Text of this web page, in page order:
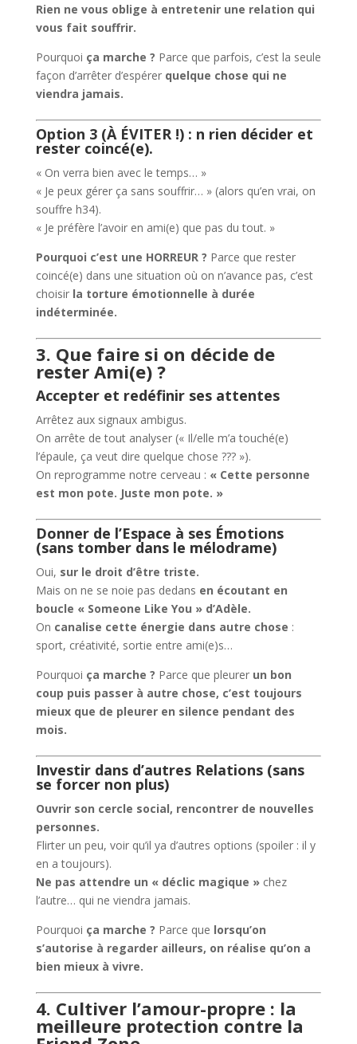
Rien ne vous oblige à entretenir une relation qui
vous fait souffrir.
Pourquoi ça marche ? Parce que parfois, c’est la seule
façon d’arrêter d’espérer quelque chose qui ne
viendra jamais.
Option 3 (À ÉVITER !) : n rien décider et
rester coincé(e).
« On verra bien avec le temps… »
« Je peux gérer ça sans souffrir… » (alors qu’en vrai, on
souffre h34).
« Je préfère l’avoir en ami(e) que pas du tout. »
Pourquoi c’est une HORREUR ? Parce que rester
coincé(e) dans une situation où on n’avance pas, c’est
choisir la torture émotionnelle à durée
indéterminée.
3. Que faire si on décide de
rester Ami(e) ?
Accepter et redéfinir ses attentes
Arrêtez aux signaux ambigus.
On arrête de tout analyser (« Il/elle m’a touché(e)
l’épaule, ça veut dire quelque chose ??? »).
On reprogramme notre cerveau : « Cette personne
est mon pote. Juste mon pote. »
Donner de l’Espace à ses Émotions
(sans tomber dans le mélodrame)
Oui, sur le droit d’être triste.
Mais on ne se noie pas dedans en écoutant en
boucle « Someone Like You » d’Adèle.
On canalise cette énergie dans autre chose :
sport, créativité, sortie entre ami(e)s…
Pourquoi ça marche ? Parce que pleurer un bon
coup puis passer à autre chose, c’est toujours
mieux que de pleurer en silence pendant des
mois.
Investir dans d’autres Relations (sans
se forcer non plus)
Ouvrir son cercle social, rencontrer de nouvelles
personnes.
Flirter un peu, voir qu’il ya d’autres options (spoiler : il y
en a toujours).
Ne pas attendre un « déclic magique »chez
l’autre… qui ne viendra jamais.
Pourquoi ça marche ? Parce que lorsqu’on
s’autorise à regarder ailleurs, on réalise qu’on a
bien mieux à vivre.
4. Cultiver l’amour-propre : la
meilleure protection contre la